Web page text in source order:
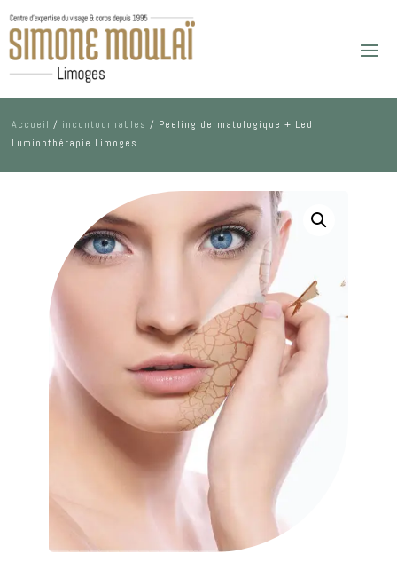
Accueil / incontournables / Peeling dermatologique + Led
Luminothérapie Limoges